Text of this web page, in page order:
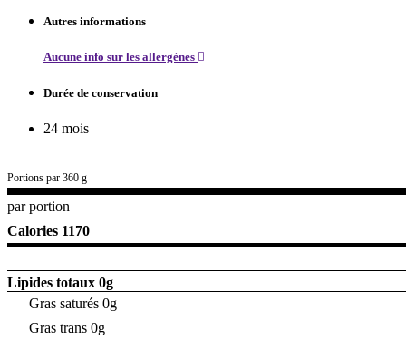
Autres informations
Aucune info sur les allergènes
Durée de conservation
24 mois
Portions par 360 g
par portion
Calories 1170
Lipides totaux 0g
Gras saturés 0g
Gras trans 0g